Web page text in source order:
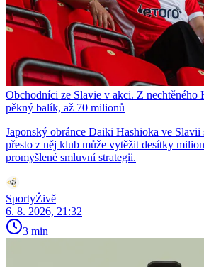
Obchodníci ze Slavie v akci. Z nechtěného
pěkný balík, až 70 milionů
Japonský obránce Daiki Hashioka ve Slavii
přesto z něj klub může vytěžit desítky
promyšlené smluvní strategii.
SportyŽivě
6. 8. 2026, 21:32
3 min